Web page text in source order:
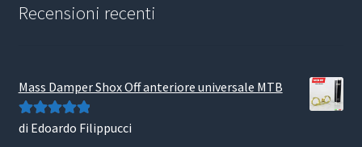
Recensioni recenti
Mass Damper Shox Off anteriore universale MTB
Valutato5su
di Edoardo Filippucci